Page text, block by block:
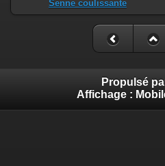
Senne coulissante
Propulsé
Affichage :